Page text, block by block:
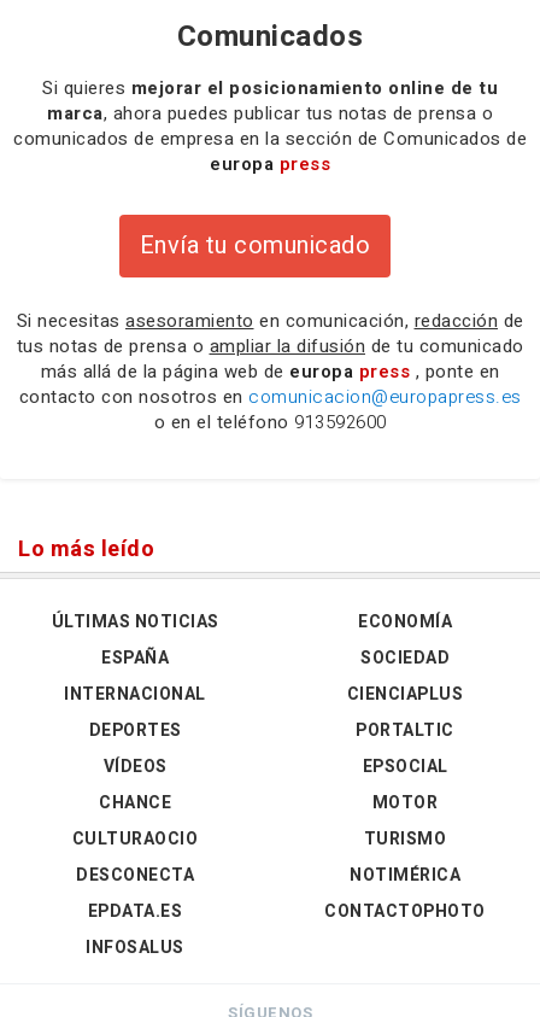
Comunicados
Si quieres mejorar el posicionamiento online de tu
marca, ahora puedes publicar tus notas de prensa o
comunicados de empresa en la sección de Comunicados de
europa press
Envía tu comunicado
Si necesitas asesoramiento en comunicación, redacción de
tus notas de prensa o ampliar la difusión de tu comunicado
más allá de la página web de europa press , ponte en
contacto con nosotros en comunicacion@europapress.es
o en el teléfono 913592600
Lo más leído
ÚLTIMAS NOTICIAS
ESPAÑA
INTERNACIONAL
DEPORTES
VÍDEOS
ECONOMÍA
SOCIEDAD
CIENCIAPLUS
PORTALTIC
EPSOCIAL
CHANCE
CULTURAOCIO
DESCONECTA
EPDATA.ES
INFOSALUS
MOTOR
TURISMO
NOTIMÉRICA
CONTACTOPHOTO